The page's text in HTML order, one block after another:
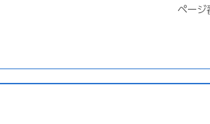
ペー